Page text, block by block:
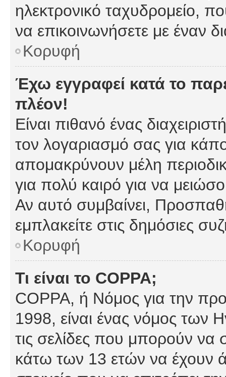
ηλεκτρονικό ταχυδρομείο,
να επικοινωνήσετε με έναν
Κορυφή
Έχω εγγραφεί κατά το
πλέον!
Είναι πιθανό ένας
τον λογαριασμό σας για
απομακρύνουν μέλη
για πολύ καιρό για να
Αν αυτό συμβαίνει,
εμπλακείτε στις δημόσιες
Κορυφή
Τι είναι το COPPA;
COPPA, ή Νόμος για την
1998, είναι ένας νόμος των
τις σελίδες που μπορούν να
κάτω των 13 ετών να έχουν